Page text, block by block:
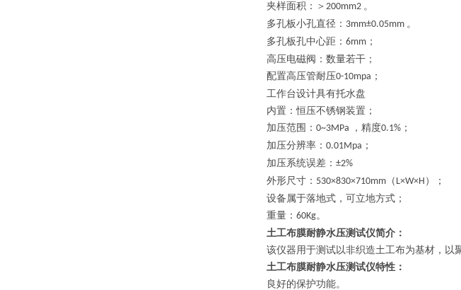
夹样面积：＞ 200mm2 。
多孔板小孔直径： 3mm±0.05mm 。
多孔板孔中心距： 6mm ；
高压电磁阀：数量若干；
配置高压管耐压0-10mpa ；
工作台设计具有托水盘
内置：恒压不锈钢装置；
加压范围： 0~3MPa ， 精度0.1% ；
加压分辨率： 0.01Mpa ；
加压系统误差： ±2%
外形尺寸： 530×830×710mm （ L×W×H ）
；
设备属于落地式，可立地方式；
重量： 60Kg。
土工布膜耐静水压测试仪简介：
该仪器用于测试以非织造土工布为基材，以
土工布膜耐静水压测试仪特性：
良好的保护功能。